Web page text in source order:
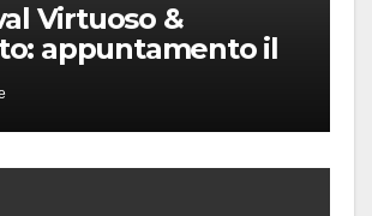
Virtuoso &
appuntamento il
a Palazzo Blu con